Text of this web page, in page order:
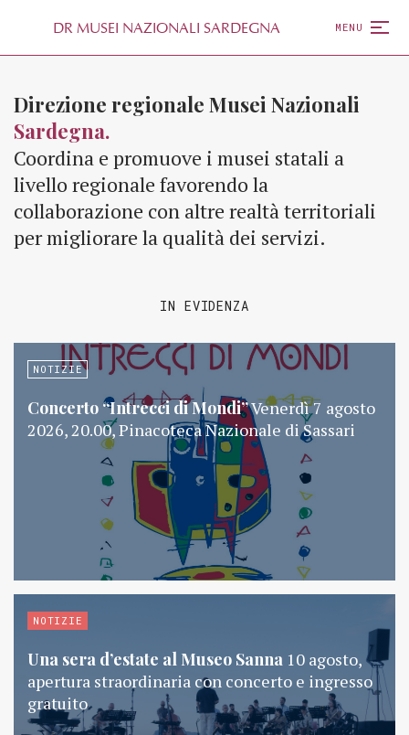
DR MUSEI NAZIONALI SARDEGNA MENU
Direzione regionale Musei Nazionali
Sardegna.
Coordina e promuove i musei statali a
livello regionale favorendo la
collaborazione con altre realtà territoriali
per migliorare la qualità dei servizi.
IN EVIDENZA
NOTIZIE
Concerto “Intrecci di Mondi”Venerdì 7 agosto
2026, 20.00, Pinacoteca Nazionale di Sassari
NOTIZIE
Una sera d’estate al Museo Sanna 10 agosto,
apertura straordinaria con concerto e ingresso
gratuito